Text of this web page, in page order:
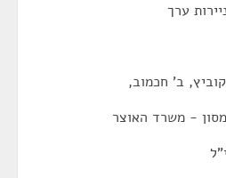
ערך
ב' חכמוב,
- משרד האוצר